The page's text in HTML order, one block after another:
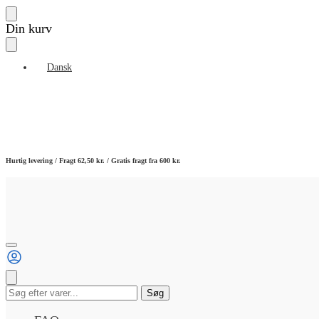
Skip
to
Skip
to
Din kurv
Dansk
Hurtig levering / Fragt 62,50 kr. / Gratis fragt fra 600 kr.
Søg
Søg